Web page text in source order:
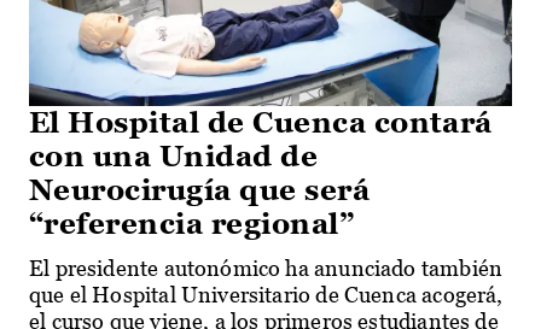
El Hospital de Cuenca contará
con una Unidad de
Neurocirugía que será
“referencia regional”
El presidente autonómico ha anunciado también
que el Hospital Universitario de Cuenca acogerá,
el curso que viene, a los primeros estudiantes de